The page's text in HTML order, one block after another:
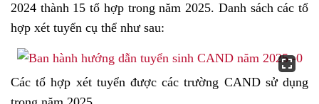
2024 thành 15 tổ hợp trong năm 2025. Danh sách các tổ
hợp xét tuyển cụ thể như sau:
Các tổ hợp xét tuyển được các trường CAND sử dụng